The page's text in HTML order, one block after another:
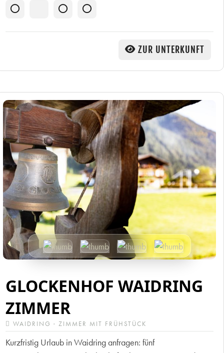
ZUR UNTERKUNFT
GLOCKENHOF WAIDRING
ZIMMER
WAIDRING · ZIMMER MIT FRÜHSTÜCK
Kurzfristig Urlaub in Waidring anfragen: fünf